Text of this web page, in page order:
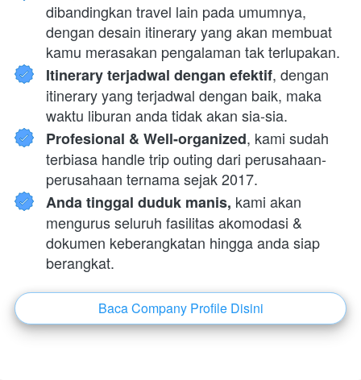
dibandingkan travel lain pada umumnya,
dengan desain itinerary yang akan membuat
kamu merasakan pengalaman tak terlupakan.
Itinerary terjadwal dengan efektif, dengan
itinerary yang terjadwal dengan baik, maka
waktu liburan anda tidak akan sia-sia.
Profesional & Well-organized, kami sudah
terbiasa handle trip outing dari perusahaan-
perusahaan ternama sejak 2017.
Anda tinggal duduk manis, kami akan
mengurus seluruh fasilitas akomodasi &
dokumen keberangkatan hingga anda siap
berangkat.
`Baca Company Profile Disini